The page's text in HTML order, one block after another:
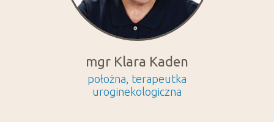
mgr Klara Kaden
położna, terapeutka
uroginekologiczna